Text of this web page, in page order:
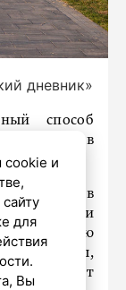
дневник»
способ
сообщили в
в
сосудистую
и спины,
cookie и
для
Вы